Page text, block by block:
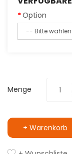
Option
Menge
+ Warenkorb